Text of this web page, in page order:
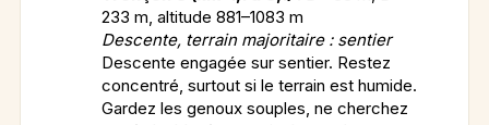
233 m, altitude 881–1083 m
Descente, terrain majoritaire : sentier
Descente engagée sur sentier. Restez
concentré, surtout si le terrain est humide.
Gardez les genoux souples, ne cherchez